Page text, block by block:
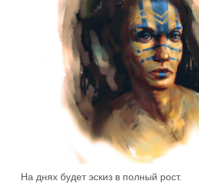
На днях будет эскиз в полный рост.